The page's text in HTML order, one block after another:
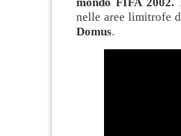
nelle aree limitrofe
Domus.